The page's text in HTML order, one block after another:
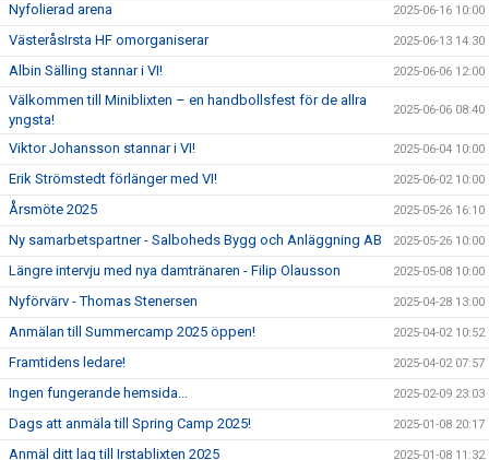
Nyfolierad arena 2025-06-16 10:00
VästeråsIrsta HF omorganiserar 2025-06-13 14:30
Albin Sälling stannar i VI! 2025-06-06 12:00
Välkommen till Miniblixten – en handbollsfest för de allra
yngsta!
2025-06-06 08:40
Viktor Johansson stannar i VI! 2025-06-04 10:00
Erik Strömstedt förlänger med VI! 2025-06-02 10:00
Årsmöte 2025 2025-05-26 16:10
Ny samarbetspartner - Salboheds Bygg och Anläggning AB 2025-05-26 10:00
Längre intervju med nya damtränaren - Filip Olausson 2025-05-08 10:00
Nyförvärv - Thomas Stenersen 2025-04-28 13:00
Anmälan till Summercamp 2025 öppen! 2025-04-02 10:52
Framtidens ledare! 2025-04-02 07:57
Ingen fungerande hemsida... 2025-02-09 23:03
Dags att anmäla till Spring Camp 2025! 2025-01-08 20:17
Anmäl ditt lag till Irstablixten 2025 2025-01-08 11:32